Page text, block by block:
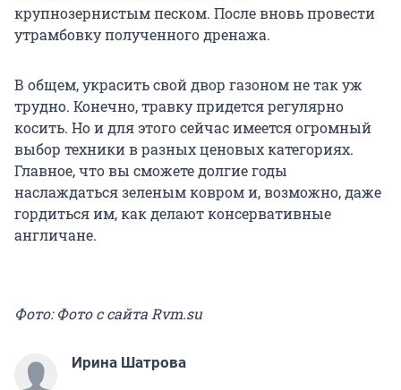
крупнозернистым песком. После вновь провести
утрамбовку полученного дренажа.
В общем, украсить свой двор газоном не так уж
трудно. Конечно, травку придется регулярно
косить. Но и для этого сейчас имеется огромный
выбор техники в разных ценовых категориях.
Главное, что вы сможете долгие годы
наслаждаться зеленым ковром и, возможно, даже
гордиться им, как делают консервативные
англичане.
Фото: Фото с сайта Rvm.su
Ирина Шатрова